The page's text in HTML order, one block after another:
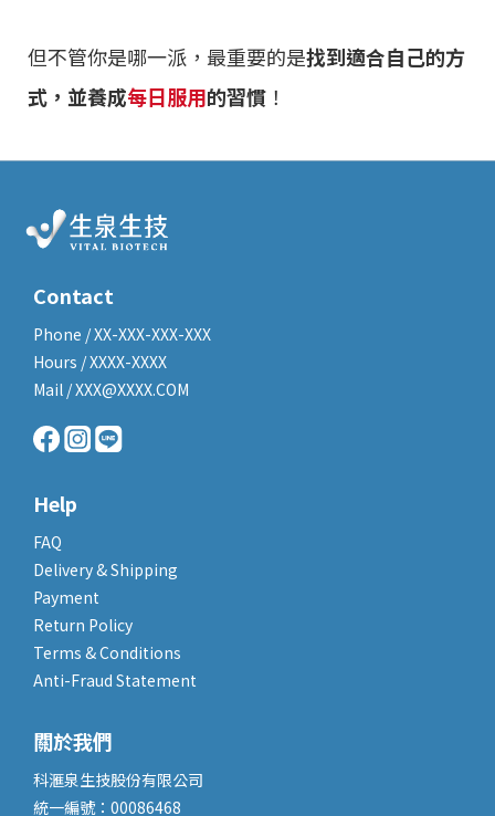
但不管你是哪一派，最重要的是找到適合自己的方
式，並養成每日服用的習慣 ！
Contact
Phone / XX-XXX-XXX-XXX
Hours / XXXX-XXXX
Mail / XXX@XXXX.COM
Help
FAQ
Delivery & Shipping
Payment
Return Policy
Terms & Conditions
Anti-Fraud Statement
關於我們
科滙泉生技股份有限公司
統一編號：00086468